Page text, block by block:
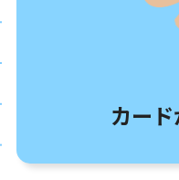
カー